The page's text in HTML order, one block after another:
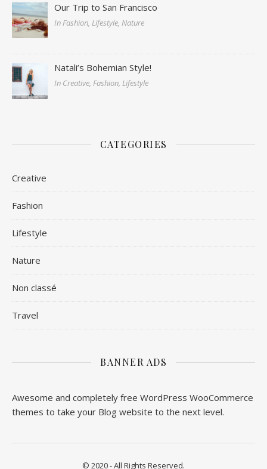
Our Trip to San Francisco
In Fashion, Lifestyle, Nature
Natali’s Bohemian Style!
In Creative, Fashion, Lifestyle
CATEGORIES
Creative
Fashion
Lifestyle
Nature
Non classé
Travel
BANNER ADS
Awesome and completely free WordPress WooCommerce
themes to take your Blog website to the next level.
© 2020 - All Rights Reserved.